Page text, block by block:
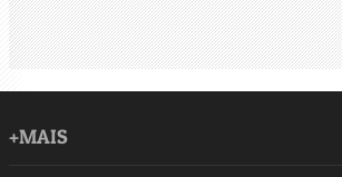
+MAIS